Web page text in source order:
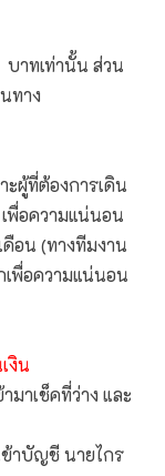
าทเท่านั้น ส่วน
ทาง
ผู้ที่ต้องการเดิน
พื่อความแน่นอน
ดือน (ทางทีมงาน
เพื่อความแน่นอน
งิน
มาเช็คที่ว่าง และ
ข้าบัญชี นายไกร